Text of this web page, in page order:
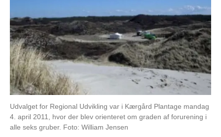
Udvalget for Regional Udvikling var i Kærgård Plantage mandag
4. april 2011, hvor der blev orienteret om graden af forurening i
alle seks gruber. Foto: William Jensen